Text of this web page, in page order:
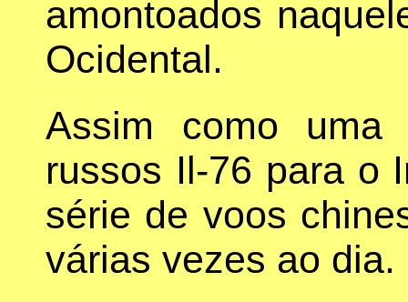
amontoados
Ocidental.
Assim como
russos Il-76 para o
série de voos
várias vezes ao dia.